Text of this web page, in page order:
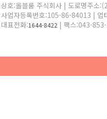
상호:올블룸 주식회사 | 도로명주소
사업자등록번호:105-86-84013 | 업
대표전화:1644-8422 | 팩스:043-